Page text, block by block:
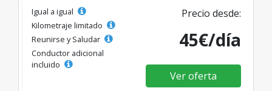
Igual a igual
Kilometraje limitado
Reunirse y Saludar
Conductor adicional
incluido
Precio desde:
45€/día
Ver oferta